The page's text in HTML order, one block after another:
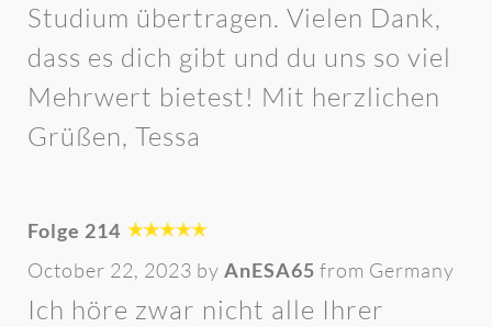
Studium übertragen. Vielen Dank,
dass es dich gibt und du uns so viel
Mehrwert bietest! Mit herzlichen
Grüßen, Tessa
Folge 214
October 22, 2023 by AnESA65 from Germany
Ich höre zwar nicht alle Ihrer